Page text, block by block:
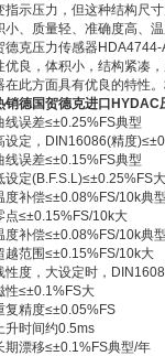
指示压力，但这种结构尺
小、质量轻、准确度高、
德克压力传感器
优良，体积小，结构紧凑
在此方面具有优良的特性
销德国贺德克进口HYDAC
线误差≤±0.25%FS典型
设定，DIN16086(精度
线误差≤±0.15%FS典型
设定(B.F.S.L)≤±0.25%FS大
度补偿≤±0.08%FS/10k典型
点≤±0.15%FS/10k大
度补偿≤±0.08%FS/10k典型
越范围≤±0.15%FS/10k大
性度，大设定时，
性≤±0.1%FS大
复精度≤±0.05%FS
升时间约0.5ms
期漂移≤±0.1%FS典型/年